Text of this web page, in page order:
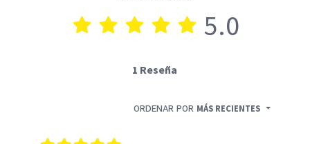
5.0
1 Reseña
ORDENAR POR MÁS RECIENTES